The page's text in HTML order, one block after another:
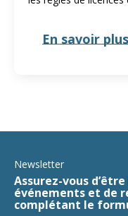
En savoir plus
Newsletter
Assurez-vous
événements et de
complétant le